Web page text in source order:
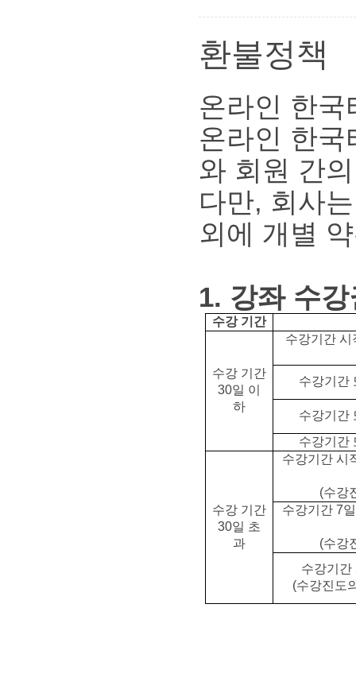
환불정책
온라인 한국
온라인 한
와 회원 간
다만, 회사
외에 개별
1. 강좌 수강
수강 기간
수강 기간
30일 이
하
수강기간 시
수강기간
수강기간
수강기간
수강 기간
30일 초
과
수강기간 시
(수강
수강기간 7
(수강
수강기간
(수강진도